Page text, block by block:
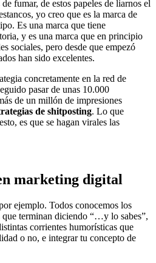
fumar, de estos papeles de liarnos el
yo creo que es la marca de
Es una marca que tiene
y es una marca que en principio
sociales, pero desde que empezó
han sido excelentes.
concretamente en la red de
pasar de unas 10.000
de un millón de impresiones
de shitposting. Lo que
es que se hagan virales las
marketing digital
ejemplo. Todos conocemos los
que terminan diciendo “…y lo sabes”,
corrientes humorísticas que
o no, e integrar tu concepto de